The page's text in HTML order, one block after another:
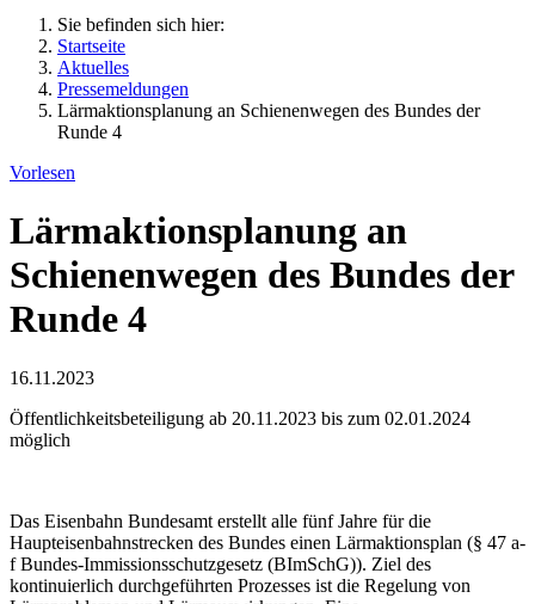
Sie befinden sich hier:
Startseite
Aktuelles
Pressemeldungen
Lärmaktionsplanung an Schienenwegen des Bundes der
Runde 4
Vorlesen
Lärmaktionsplanung an
Schienenwegen des Bundes der
Runde 4
16.11.2023
Öffentlichkeitsbeteiligung ab 20.11.2023 bis zum 02.01.2024
möglich
Das Eisenbahn Bundesamt erstellt alle fünf Jahre für die
Haupteisenbahnstrecken des Bundes einen Lärmaktionsplan (§ 47 a-
f Bundes-Immissionsschutzgesetz (BImSchG)). Ziel des
kontinuierlich durchgeführten Prozesses ist die Regelung von